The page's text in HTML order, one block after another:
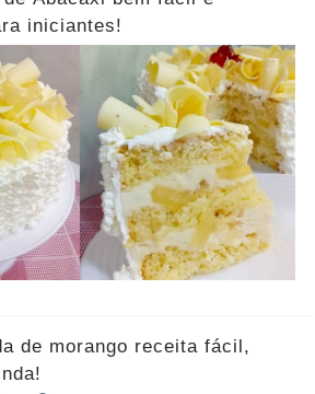
iniciantes!
de morango receita fácil,